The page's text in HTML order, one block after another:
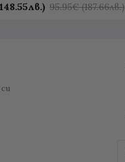
95.95€ (187.66лв.)